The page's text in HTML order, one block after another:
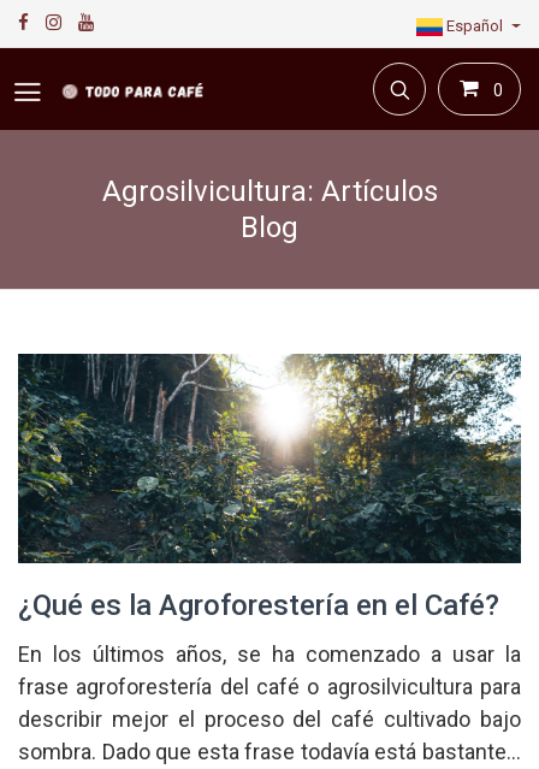
Español
0
Agrosilvicultura: Artículos
Blog
¿Qué es la Agroforestería en el Café?
En los últimos años, se ha comenzado a usar la
frase agroforestería del café o agrosilvicultura para
describir mejor el proceso del café cultivado bajo
sombra. Dado que esta frase todavía está bastante...